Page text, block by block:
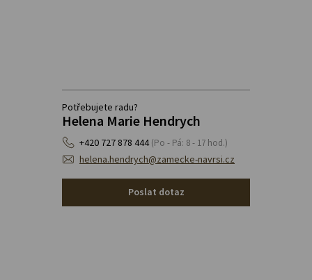
Potřebujete radu?
Helena Marie Hendrych
+420 727 878 444(Po - Pá: 8 - 17 hod.)
helena.hendrych@zamecke-navrsi.cz
Poslat dotaz